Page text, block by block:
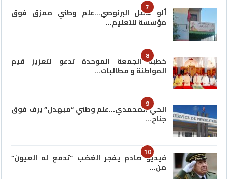
7
ألو عامل البرنوصي…علم وطني ممزق فوق
مؤسسة للتعليم…
8
خطبة الجمعة الموحدة تدعو لتعزيز قيم
المواطنة و مطالبات…
9
الحي المحمدي…علم وطني “مبهدل” يرف فوق
جناح…
10
فيديو صادم يفجر الغضب “تدمع له العيون”
من…